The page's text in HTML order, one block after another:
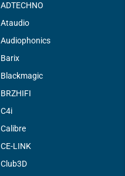
ADTECHNO
Ataudio
Audiophonics
Barix
Blackmagic
BRZHIFI
C4i
Calibre
CE-LINK
Club3D